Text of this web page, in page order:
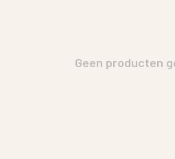
Geen producten